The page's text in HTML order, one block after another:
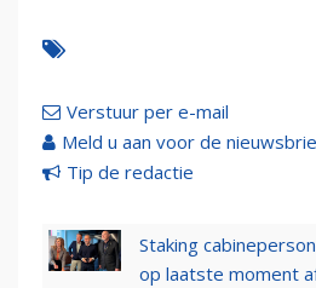
Verstuur per e-mail
Meld u aan voor de
Tip de redactie
Staking
op laatste moment